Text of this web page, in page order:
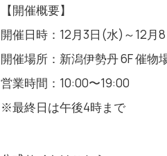
【開催概要】
開催日時：12月3日(水)～12月
開催場所：新潟伊勢丹 6F 催物
営業時間：10:00〜19:00
※最終日は午後4時まで